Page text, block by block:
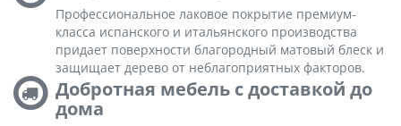
Профессиональное лаковое покрытие премиум-
класса испанского и итальянского производства
придает поверхности благородный матовый блеск и
защищает дерево от неблагоприятных факторов.
Добротная мебель с доставкой до
дома